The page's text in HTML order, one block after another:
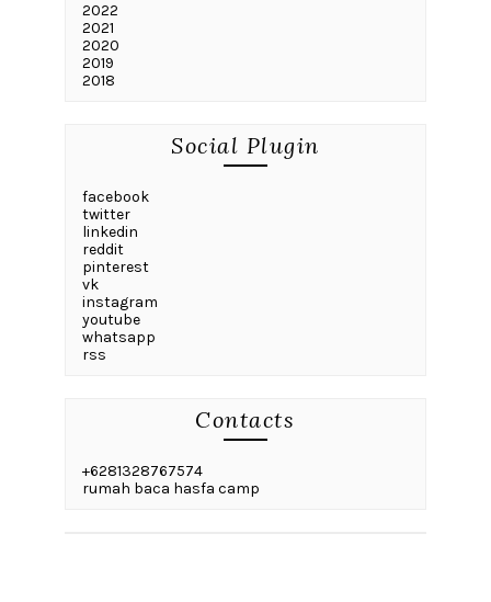
2022
2021
2020
2019
2018
Social Plugin
facebook
twitter
linkedin
reddit
pinterest
vk
instagram
youtube
whatsapp
rss
Contacts
+6281328767574
rumah baca hasfa camp